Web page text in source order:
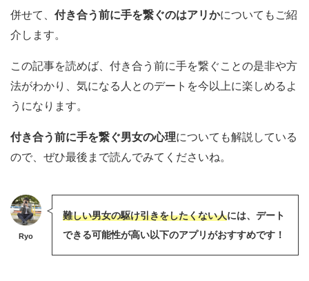
併せて、 付き合う前に手を繋ぐのはアリかについてもご紹
介します。
この記事を読めば、付き合う前に手を繋ぐことの是非や方
法がわかり、気になる人とのデートを今以上に楽しめるよ
うになります。
付き合う前に手を繋ぐ男女の心理についても解説している
ので、ぜひ最後まで読んでみてくださいね。
Ryo
難しい男女の駆け引きをしたくない人には、デート
できる可能性が高い以下のアプリがおすすめです！